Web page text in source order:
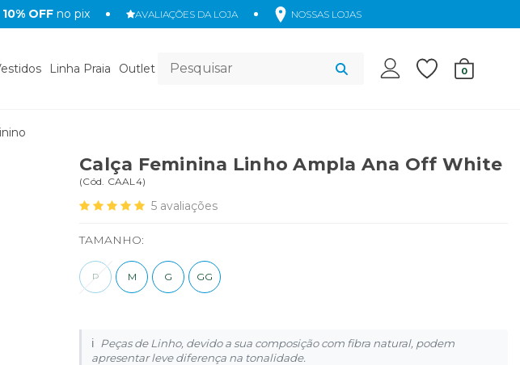
10% OFF no pix AVALIAÇÕES DA LOJA NOSSAS LOJAS
Linha Praia Outlet Acessórios 0
Calça Feminina Linho Ampla Ana Off White
(Cód. CAAL4)
5 avaliações
TAMANHO:
P M G GG
Peças de Linho, devido a sua composição com fibra natural, podem
apresentar leve diferença na tonalidade.